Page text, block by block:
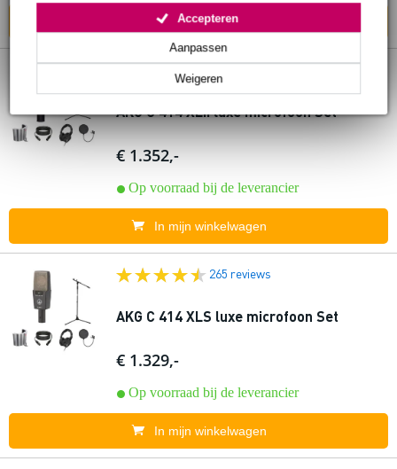
Weigeren
Aanpassen
Accepteren
In mijn winkelwagen
263 reviews
AKG C 414 XLII luxe microfoon Set
€ 1.352,-
Op voorraad bij de leverancier
In mijn winkelwagen
265 reviews
AKG C 414 XLS luxe microfoon Set
€ 1.329,-
Op voorraad bij de leverancier
In mijn winkelwagen